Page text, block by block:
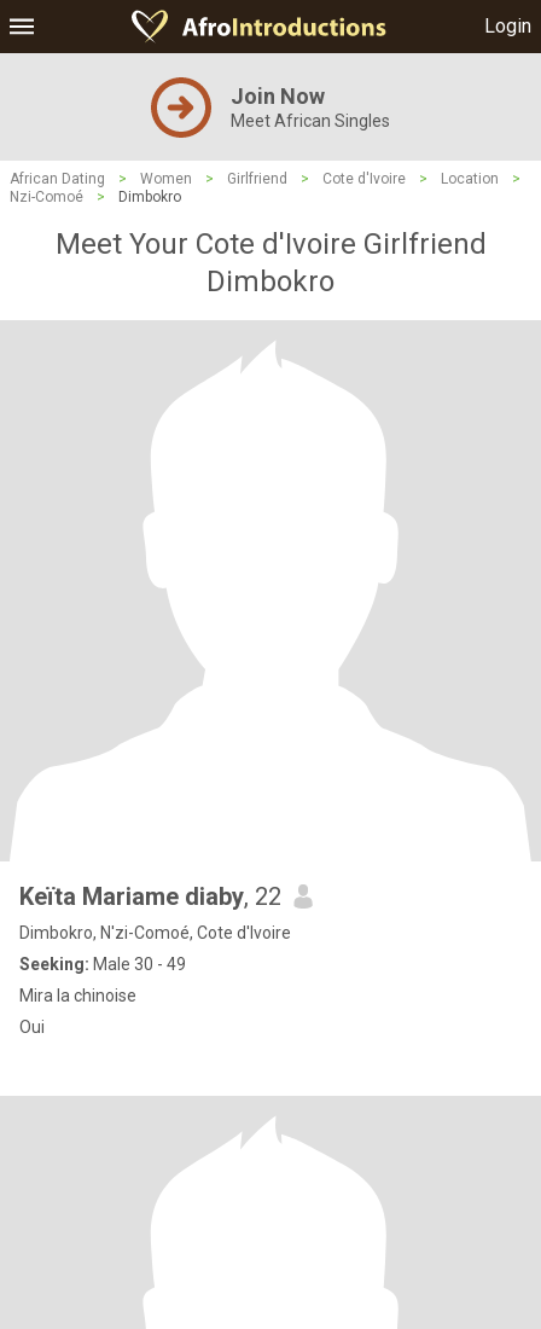
Login
Join Now
Meet African Singles
African Dating > Women > Girlfriend > Cote d'Ivoire > Location
>
Nzi-Comoé
> Dimbokro
Meet Your Cote d'Ivoire Girlfriend
Dimbokro
Keïta Mariame diaby, 22
Dimbokro, N'zi-Comoé, Cote d'Ivoire
Seeking: Male 30 - 49
Mira la chinoise
Oui